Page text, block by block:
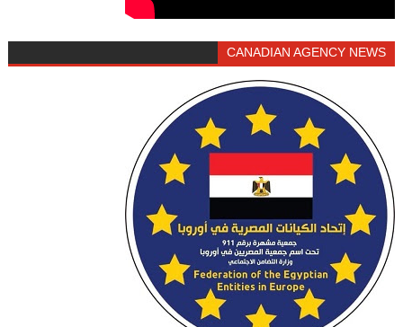
CANADIAN AGENCY NEWS